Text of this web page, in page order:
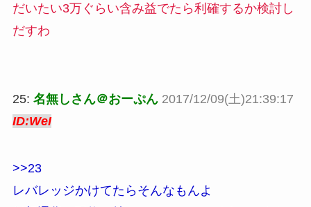
だいたい3万ぐらい含み益でたら利確するか検討し
だすわ
25: 名無しさん＠おーぷん 2017/12/09(土)21:39:17
ID:WeI
>>23
レバレッジかけてたらそんなもんよ